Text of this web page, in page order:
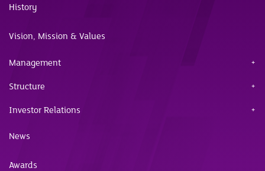
History
Vision, Mission & Values
Management
Structure
Investor Relations
News
Awards